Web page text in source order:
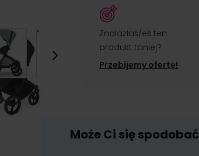
Znalazłaś/eś ten
produkt taniej?
Przebijemy ofertę!
Może Ci się spodobać